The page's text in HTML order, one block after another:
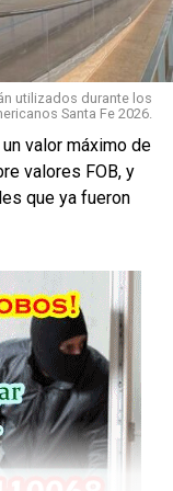
que la
laetapa
de dos o más
como
partícipe
menor de edad y
deberían
utilizados durante los
Santa Fe 2026.
valor máximo de
valores FOB, y
que ya fueron